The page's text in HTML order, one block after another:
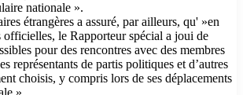
nationale ».
étrangères a assuré, par ailleurs, qu' »en
officielles, le Rapporteur spécial a joui de
pour des rencontres avec des membres
représentants de partis politiques et d’autres
choisis, y compris lors de ses déplacements
».